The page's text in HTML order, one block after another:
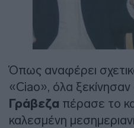
Όπως αναφέρει
«Ciao», όλα
Γράβεζα πέρασε το
καλεσμένη